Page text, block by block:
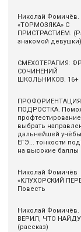
Николай Фомичёв.
«ТОРМОЗЯКА» С
ПРИСТРАСТИЕМ.
знакомой девушки)
СМЕХОТЕРАПИЯ:
СОЧИНЕНИЙ
ШКОЛЬНИКОВ. 16+
ПОДРОСТКА.
профтестирование
выбрать
дальнейшей
ЕГЭ... тонкости
на высокие баллы
Николай Фомичёв
«КЛУХОРСКИЙ
Повесть
Николай Фомичёв.
ВЕРИЛ, ЧТО НАЙДУ
(рассказ)